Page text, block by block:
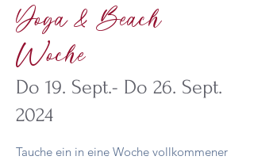
Yoga & Beach
Woche
Do 19. Sept.- Do 26. Sept.
2024
Tauche ein in eine Woche vollkommener